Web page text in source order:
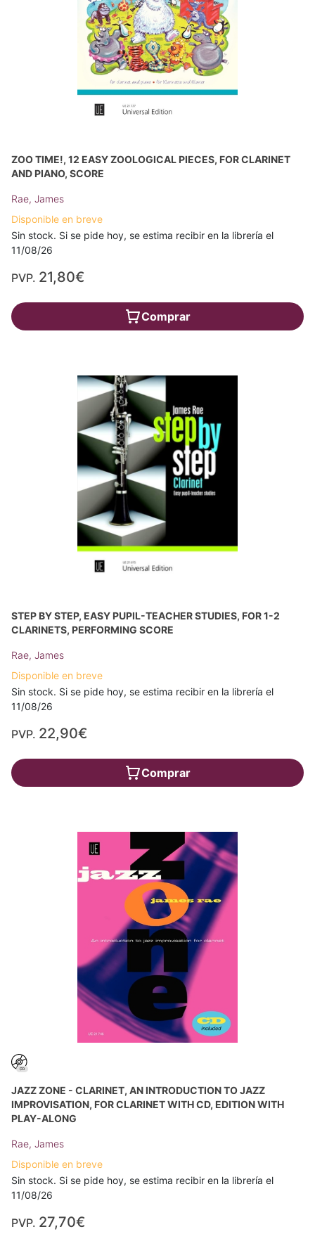
ZOO TIME!, 12 EASY ZOOLOGICAL PIECES, FOR CLARINET
AND PIANO, SCORE
Rae, James
Disponible en breve
Sin stock. Si se pide hoy, se estima recibir en la librería el
11/08/26
PVP. 21,80€
Comprar
STEP BY STEP, EASY PUPIL-TEACHER STUDIES, FOR 1-2
CLARINETS, PERFORMING SCORE
Rae, James
Disponible en breve
Sin stock. Si se pide hoy, se estima recibir en la librería el
11/08/26
PVP. 22,90€
Comprar
JAZZ ZONE - CLARINET, AN INTRODUCTION TO JAZZ
IMPROVISATION, FOR CLARINET WITH CD, EDITION WITH
PLAY-ALONG
Rae, James
Disponible en breve
Sin stock. Si se pide hoy, se estima recibir en la librería el
11/08/26
PVP. 27,70€